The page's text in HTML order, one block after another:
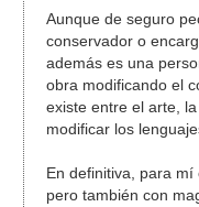
Aunque de seguro
conservador o
además es una
obra modificando el
existe entre el arte,
modificar los
En definitiva, para
pero también con